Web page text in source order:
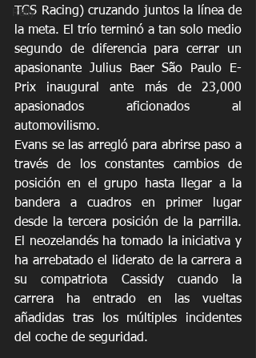
Rally
TCS Racing) cruzando juntos la línea de
la meta. El trío terminó a tan solo medio
segundo de diferencia para cerrar un
apasionante Julius Baer São Paulo E-
Prix inaugural ante más de 23,000
apasionados aficionados al
automovilismo.
Evans se las arregló para abrirse paso a
través de los constantes cambios de
posición en el grupo hasta llegar a la
bandera a cuadros en primer lugar
desde la tercera posición de la parrilla.
El neozelandés ha tomado la iniciativa y
ha arrebatado el liderato de la carrera a
su compatriota Cassidy cuando la
carrera ha entrado en las vueltas
añadidas tras los múltiples incidentes
del coche de seguridad.